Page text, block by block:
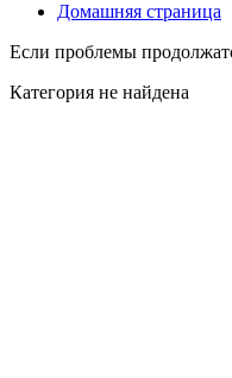
Домашняя страница
Если проблемы
Категория не найдена